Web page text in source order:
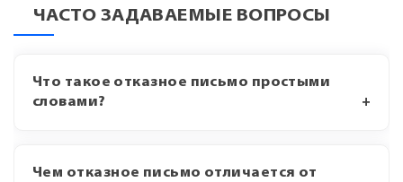
ЧАСТО ЗАДАВАЕМЫЕ ВОПРОСЫ
Что такое отказное письмо простыми
словами?
Чем отказное письмо отличается от